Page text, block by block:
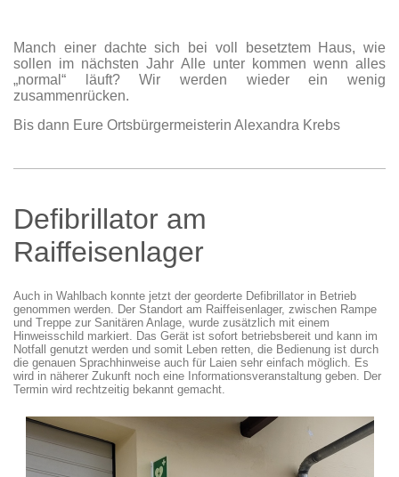
Manch einer dachte sich bei voll besetztem Haus, wie
sollen im nächsten Jahr Alle unter kommen wenn alles
„normal“ läuft? Wir werden wieder ein wenig
zusammenrücken.
Bis dann Eure Ortsbürgermeisterin Alexandra Krebs
Defibrillator am
Raiffeisenlager
Auch in Wahlbach konnte jetzt der georderte Defibrillator in Betrieb
genommen werden. Der Standort am Raiffeisenlager, zwischen Rampe
und Treppe zur Sanitären Anlage, wurde zusätzlich mit einem
Hinweisschild markiert. Das Gerät ist sofort betriebsbereit und kann im
Notfall genutzt werden und somit Leben retten, die Bedienung ist durch
die genauen Sprachhinweise auch für Laien sehr einfach möglich. Es
wird in näherer Zukunft noch eine Informationsveranstaltung geben. Der
Termin wird rechtzeitig bekannt gemacht.